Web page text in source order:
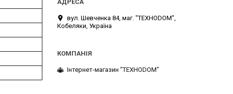
вул. Шевченка 84, маг. "ТЕХНОDOM",
Кобеляки, Україна
Інтернет-магазин "ТЕХНОDOM"